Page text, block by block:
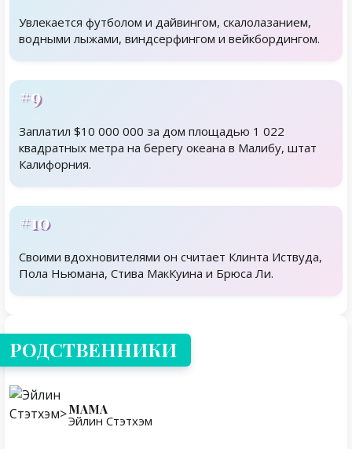
Увлекается футболом и дайвингом, скалолазанием,
водными лыжами, виндсерфингом и вейкбордингом.
#9
Заплатил $10 000 000 за дом площадью 1 022
квадратных метра на берегу океана в Малибу, штат
Калифорния.
#10
Своими вдохновителями он считает Клинта Иствуда,
Пола Ньюмана, Стива МакКуина и Брюса Ли.
Родственники
РОДСТВЕННИКИ
МАМА
Эйлин Стэтхэм